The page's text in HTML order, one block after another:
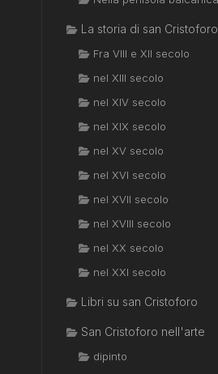
La storia di san Cristoforo
Fra VIII e XII secolo
nel XIII secolo
nel XIV secolo
nel XIX secolo
nel XV secolo
nel XVI secolo
nel XVII secolo
nel XVIII secolo
nel XX secolo
nel XXI secolo
Libri su san Cristoforo
San Cristoforo nell'arte
dipinto